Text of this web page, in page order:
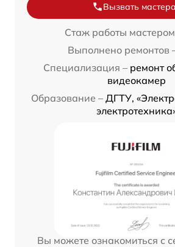
Вызвать мастера
Стаж работы
Выполнено ремонтов
Специализация – ремонт
видеокамер
Образование – ДГТУ,
Вы можете ознакомиться с